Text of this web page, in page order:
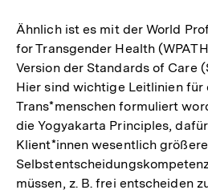
Ähnlich ist es mit der World
for Transgender Health
Version der Standards of Care
Hier sind wichtige Leitlinien für
Trans*menschen formuliert
die Yogyakarta Principles,
Klient*innen wesentlich größere
müssen, z. B. frei entscheiden